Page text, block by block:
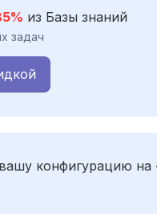
из Базы знаний
задач
конфигурацию на